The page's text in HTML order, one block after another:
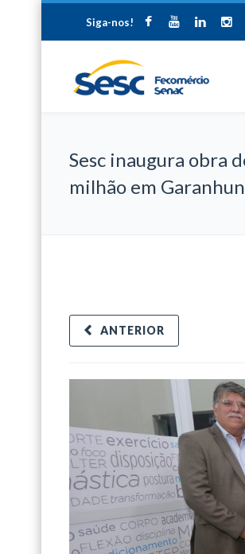
Siga-nos!
Sesc inaugura obra
milhão em
ANTERIOR